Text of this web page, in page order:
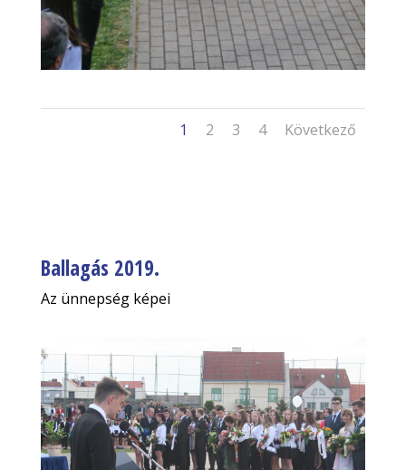
1 2 3 4 Következő
Ballagás 2019.
Az ünnepség képei